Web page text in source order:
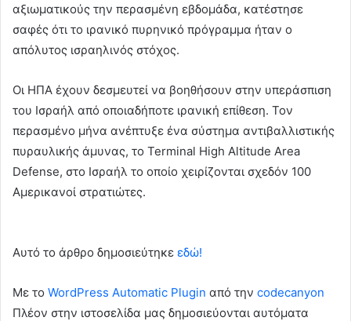
αξιωματικούς την περασμένη εβδομάδα, κατέστησε
σαφές ότι το ιρανικό πυρηνικό πρόγραμμα ήταν ο
απόλυτος ισραηλινός στόχος.
Οι ΗΠΑ έχουν δεσμευτεί να βοηθήσουν στην υπεράσπιση
του Ισραήλ από οποιαδήποτε ιρανική επίθεση. Τον
περασμένο μήνα ανέπτυξε ένα σύστημα αντιβαλλιστικής
πυραυλικής άμυνας, το Terminal High Altitude Area
Defense, στο Ισραήλ το οποίο χειρίζονται σχεδόν 100
Αμερικανοί στρατιώτες.
Αυτό το άρθρο δημοσιεύτηκε εδώ!
Με το WordPress Automatic Plugin από την codecanyon
Πλέον στην ιστοσελίδα μας δημοσιεύονται αυτόματα